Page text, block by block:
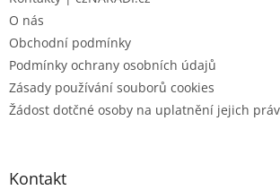
O nás
Obchodní podmínky
Podmínky ochrany osobních údajů
Zásady používání souborů cookies
Žádost dotčné osoby na uplatnění jejich práv
Kontakt